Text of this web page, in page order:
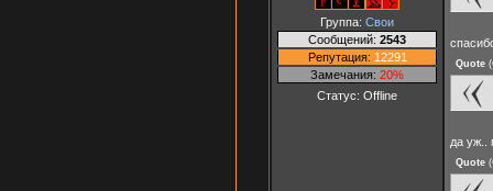
Группа: Свои
Сообщений: 2543
Репутация: 12291
Замечания: 20%
Статус: Offline
Quote (
да уж..
Quote (